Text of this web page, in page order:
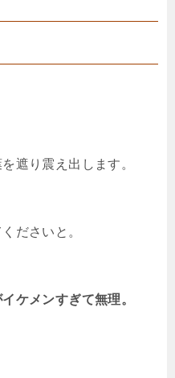
遮り震え出します。
ださいと。
ケメンすぎて無理。